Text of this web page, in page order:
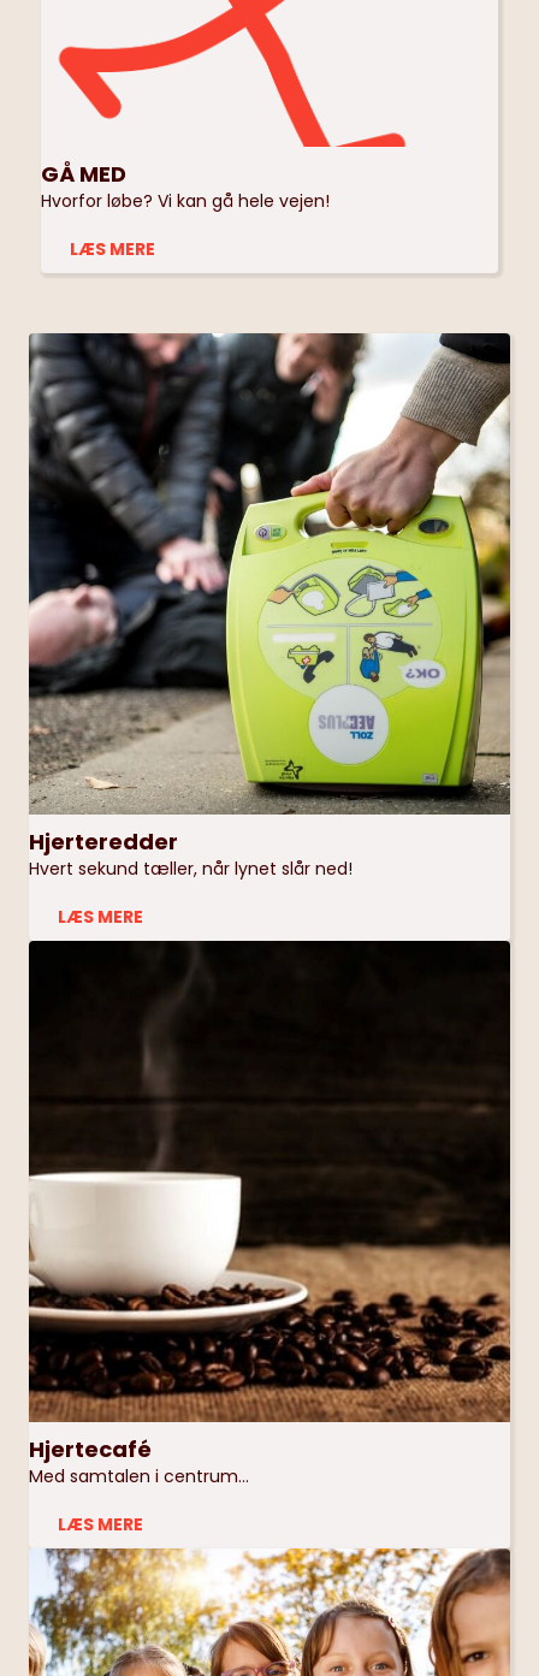
GÅ MED
Hvorfor løbe? Vi kan gå hele vejen!
LÆS MERE
Hjerteredder
Hvert sekund tæller, når lynet slår ned!
LÆS MERE
Hjertecafé
Med samtalen i centrum...
LÆS MERE